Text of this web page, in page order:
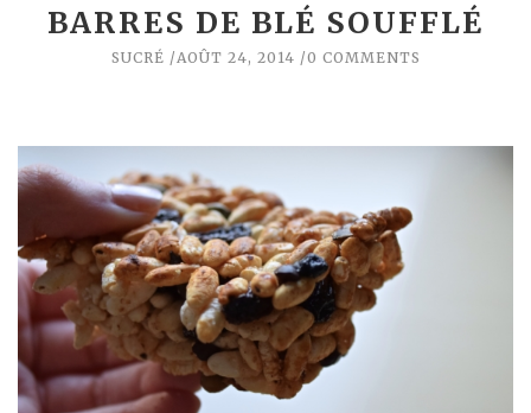
BARRES DE BLÉ SOUFFLÉ
SUCRÉ AOÛT 24, 2014 0 COMMENTS